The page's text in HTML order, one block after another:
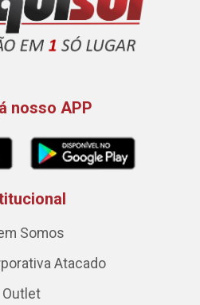
nosso APP
Somos
Atacado
Outlet